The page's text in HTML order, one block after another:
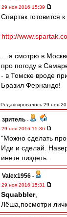
29 ноя 2016 15:39
Спартак готовится
http://
... я смотрю в
про погоду в
- в Томске вроде
Бразил Фернандо!
Редактировалось 29 ноя
зpитель -
29 ноя 2016 15:36
"Можно сделать
Иди и сделай.
инете пиздеть.
Valex1956 -
29 ноя 2016 15:31
Squabbler,
Лёша,посмотри